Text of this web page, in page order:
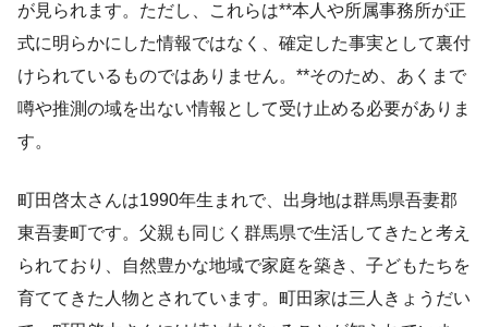
が見られます。ただし、これらは**本人や所属事務所が正
式に明らかにした情報ではなく、確定した事実として裏付
けられているものではありません。**そのため、あくまで
噂や推測の域を出ない情報として受け止める必要がありま
す。
町田啓太さんは1990年生まれで、出身地は群馬県吾妻郡
東吾妻町です。父親も同じく群馬県で生活してきたと考え
られており、自然豊かな地域で家庭を築き、子どもたちを
育ててきた人物とされています。町田家は三人きょうだい